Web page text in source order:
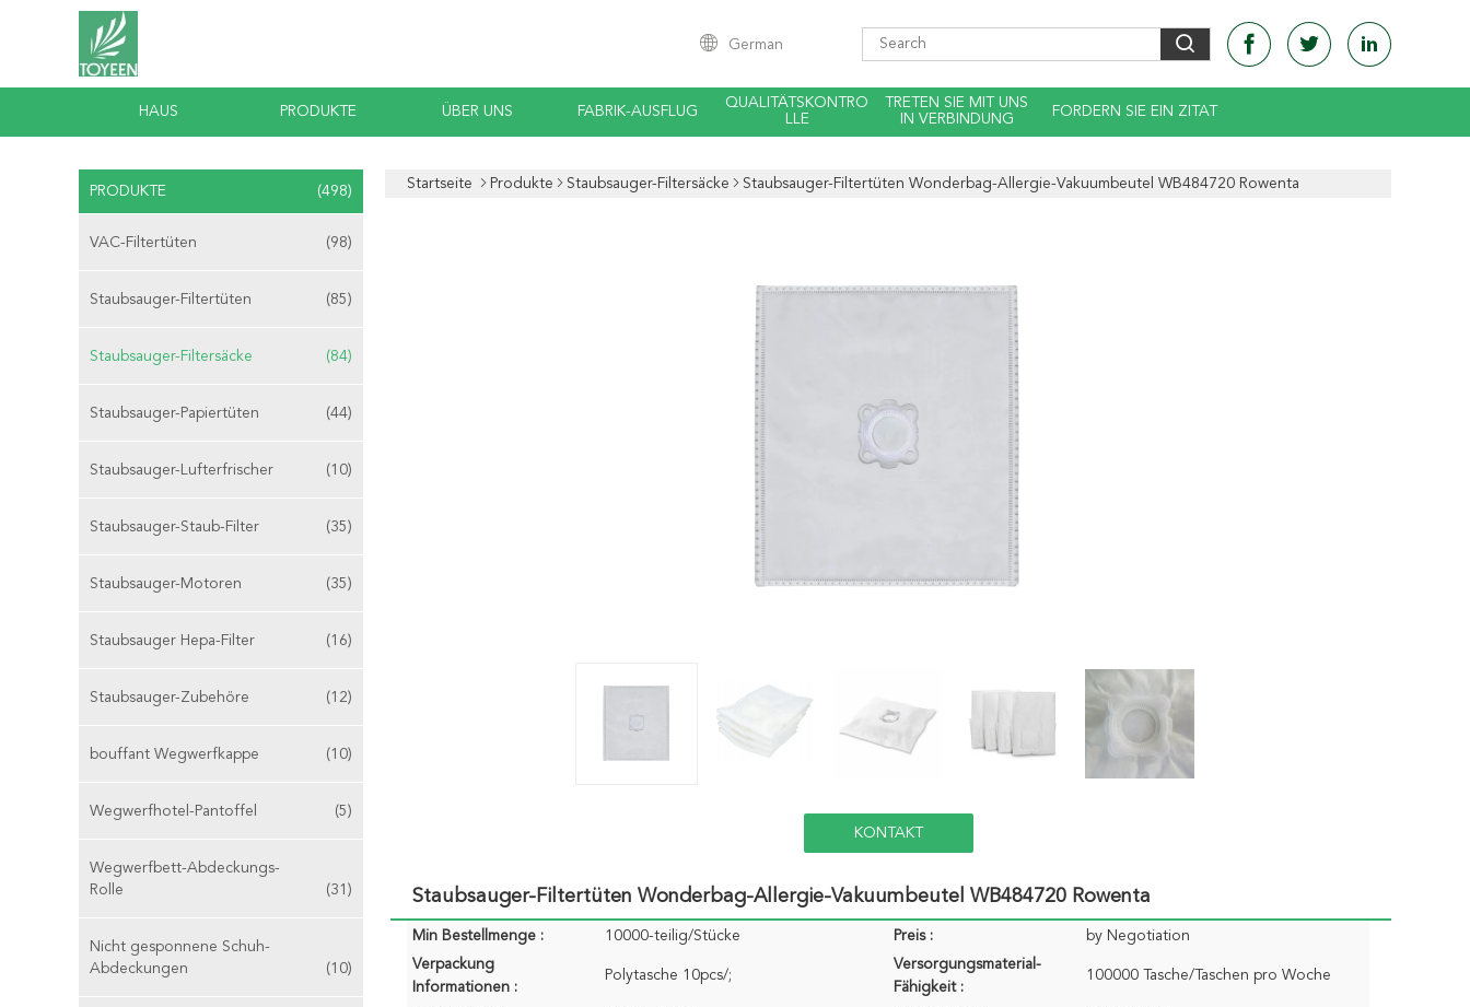
German
HAUS PRODUKTE ÜBER UNS FABRIK-AUSFLUG
QUALITÄTSKONTRO
LLE
TRETEN SIE MIT UNS
IN VERBINDUNG
FORDERN SIE EIN ZITAT
PRODUKTE (498)
VAC-Filtertüten (98)
Staubsauger-Filtertüten (85)
Staubsauger-Filtersäcke (84)
Staubsauger-Papiertüten (44)
Staubsauger-Lufterfrischer (10)
Staubsauger-Staub-Filter (35)
Staubsauger-Motoren (35)
Staubsauger Hepa-Filter (16)
Staubsauger-Zubehöre (12)
bouffant Wegwerfkappe (10)
Wegwerfhotel-Pantoffel (5)
Wegwerfbett-Abdeckungs-
Rolle
(31)
Nicht gesponnene Schuh-
Abdeckungen
(10)
Startseite Produkte Staubsauger-Filtersäcke Staubsauger-Filtertüten Wonderbag-Allergie-Vakuumbeutel WB484720 Rowenta
KONTAKT
Staubsauger-Filtertüten Wonderbag-Allergie-Vakuumbeutel WB484720 Rowenta
Min Bestellmenge : 10000-teilig/Stücke Preis :
by Negotiation
Verpackung
Informationen :
Polytasche 10pcs/;
Versorgungsmaterial-
Fähigkeit :
100000 Tasche/Taschen pro Woche